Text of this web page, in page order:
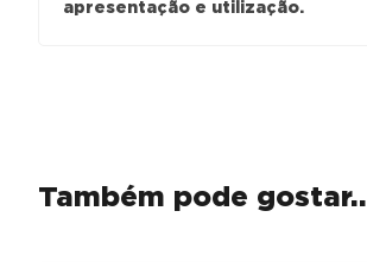
apresentação e utilização.
Também pode